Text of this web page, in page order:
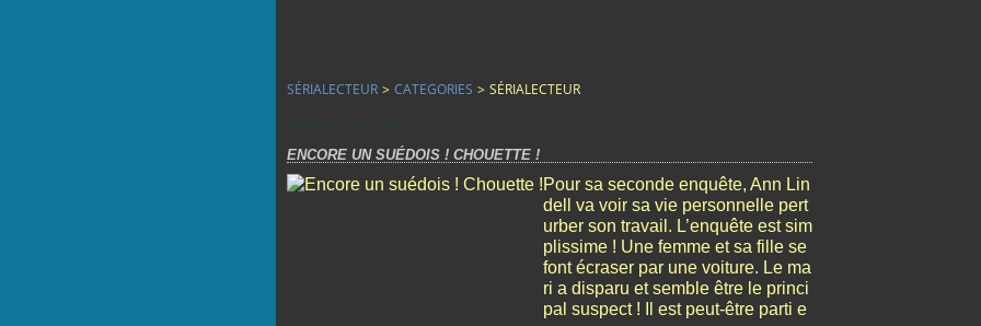
SÉRIALECTEUR > CATEGORIES > SÉRIALECTEUR
ENCORE UN SUÉDOIS ! CHOUETTE !
Pour sa seconde enquête, Ann Lin
dell va voir sa vie personnelle pert
urber son travail. L’enquête est sim
plissime ! Une femme et sa fille se
font écraser par une voiture. Le ma
ri a disparu et semble être le princi
pal suspect ! Il est peut-être parti e